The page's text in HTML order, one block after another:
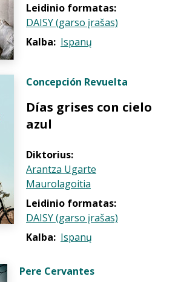
Leidinio formatas:
DAISY (garso įrašas)
Kalba: Ispanų
Concepción Revuelta
Días grises con cielo
azul
Diktorius:
Arantza Ugarte
Maurolagoitia
Leidinio formatas:
DAISY (garso įrašas)
Kalba: Ispanų
Pere Cervantes